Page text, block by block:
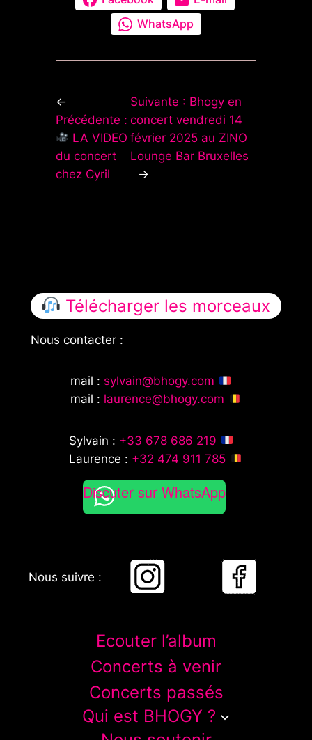
WhatsApp
←
Précédente :
LA VIDEO
du concert
chez Cyril
Suivante : Bhogy en
concert vendredi 14
février 2025 au ZINO
Lounge Bar Bruxelles
→
Télécharger les morceaux
Nous contacter :
mail : sylvain@bhogy.com
mail : laurence@bhogy.com
Sylvain : +33 678 686 219
Laurence : +32 474 911 785
Discuter sur WhatsApp
Nous suivre :
Ecouter l’album
Concerts à venir
Concerts passés
Qui est BHOGY ?